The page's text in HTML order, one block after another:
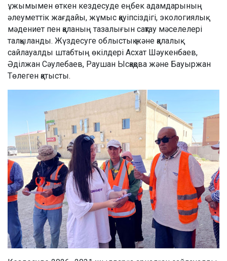
ұжымымен өткен кездесуде еңбек адамдарының
әлеуметтік жағдайы, жұмыс қауіпсіздігі, экологиялық
мәдениет пен қаланың тазалығын сақтау мәселелері
талқыланды. Жүздесуге облыстық және қалалық
сайлауалды штабтың өкілдері Асхат Шәукенбаев,
Әділжан Сәулебаев, Раушан Ысқақова және Бауыржан
Төлеген қатысты.